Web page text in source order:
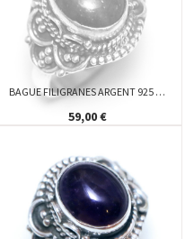
BAGUE FILIGRANES ARGENT 925 …
59,00 €